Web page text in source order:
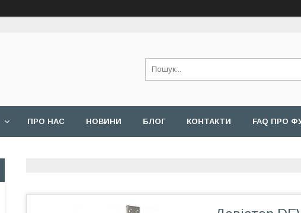
ПРО НАС НОВИНИ БЛОГ КОНТАКТИ FAQ ПРО